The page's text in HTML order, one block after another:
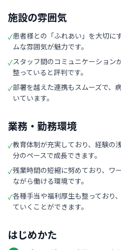
施設の雰囲気
✓患者様との「ふれあい」を大切に
ムな雰囲気が魅力です。
✓スタッフ間のコミュニケーション
整っていると評判です。
✓部署を越えた連携もスムーズで、
いています。
業務・勤務環境
✓教育体制が充実しており、経験の
分のペースで成長できます。
✓残業時間の短縮に努めており、ワ
ながら働ける環境です。
✓各種手当や福利厚生も整っており
ていくことができます。
はじめかた